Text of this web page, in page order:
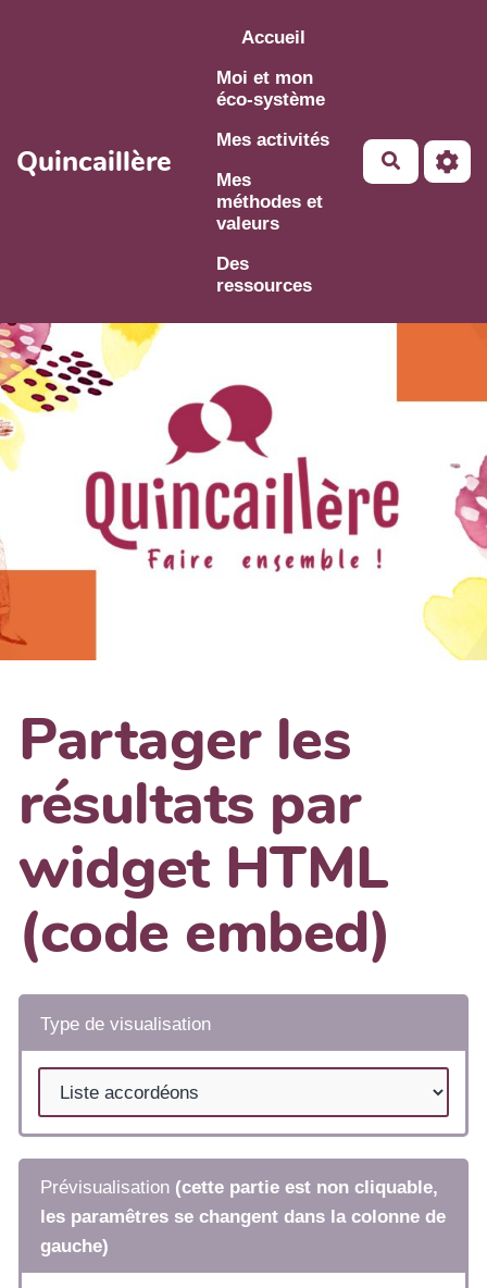
Aller au contenu principal
Quincaillère
Accueil
Moi et mon
éco-système
Mes activités
Mes
méthodes et
valeurs
Des
ressources
Partager les
résultats par
widget HTML
(code embed)
Type de visualisation
Prévisualisation (cette partie est non cliquable,
les paramêtres se changent dans la colonne de
gauche)